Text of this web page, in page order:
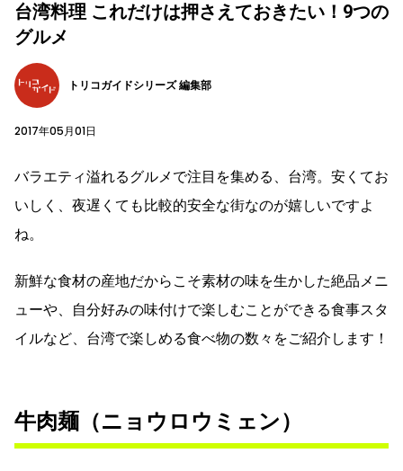
台湾料理 これだけは押さえておきたい！9つの
グルメ
トリコガイドシリーズ 編集部
2017年05月01日
バラエティ溢れるグルメで注目を集める、台湾。安くてお
いしく、夜遅くても比較的安全な街なのが嬉しいですよ
ね。
新鮮な食材の産地だからこそ素材の味を生かした絶品メニ
ューや、自分好みの味付けで楽しむことができる食事スタ
イルなど、台湾で楽しめる食べ物の数々をご紹介します！
牛肉麺（ニョウロウミェン）